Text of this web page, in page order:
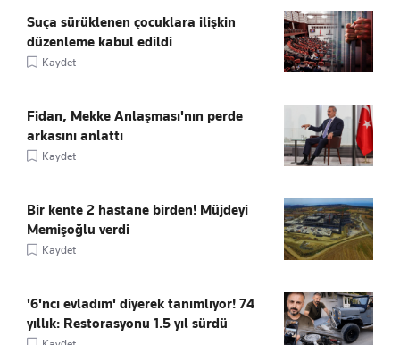
Suça sürüklenen çocuklara ilişkin
düzenleme kabul edildi
Kaydet
Fidan, Mekke Anlaşması'nın perde
arkasını anlattı
Kaydet
Bir kente 2 hastane birden! Müjdeyi
Memişoğlu verdi
Kaydet
'6'ncı evladım' diyerek tanımlıyor! 74
yıllık: Restorasyonu 1.5 yıl sürdü